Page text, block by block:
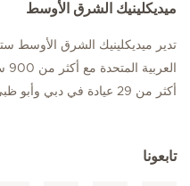
ميديكلينيك الشرق الأوسط
تدير ميديكلينيك الشرق الأوسط
أكثر من 29 عيادة في دبي وأبو ظبي والعين ومنطقة الظفرة.
تابعونا